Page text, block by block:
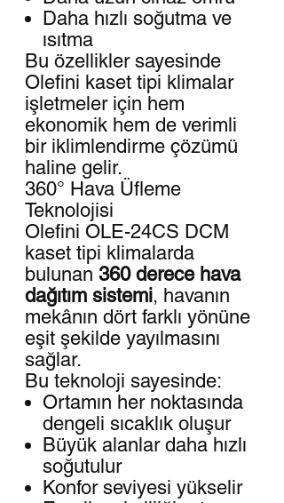
Daha hızlı soğutma ve
ısıtma
Bu özellikler sayesinde
Olefini kaset tipi klimalar
işletmeler için hem
ekonomik hem de verimli
bir iklimlendirme çözümü
haline gelir.
360° Hava Üfleme
Teknolojisi
Olefini OLE-24CS DCM
kaset tipi klimalarda
bulunan 360 derece hava
dağıtım sistemi, havanın
mekânın dört farklı yönüne
eşit şekilde yayılmasını
sağlar.
Bu teknoloji sayesinde:
Ortamın her noktasında
dengeli sıcaklık oluşur
Büyük alanlar daha hızlı
soğutulur
Konfor seviyesi yükselir